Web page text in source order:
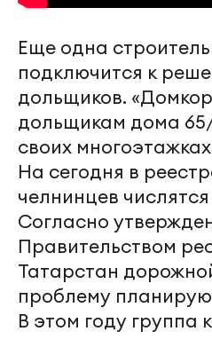
Еще одна
подключится к
дольщиков.
дольщикам дома
своих
На сегодня в
челнинцев
Согласно
Правительством
Татарстан
проблему
В этом году группа